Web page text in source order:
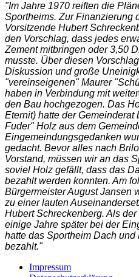
"Im Jahre 1970 reiften die
Sportheims. Zur Finanzierung
Vorsitzende Hubert
den Vorschlag, dass jedes
Zement mitbringen oder 3,50
musste. Über diesen
Diskussion und große
"vereinseigenen" Maurer
haben in Verbindung mit
den Bau hochgezogen. Das
Eternit) hatte der
Fuder" Holz aus dem
Eingemeindungsgedanken
gedacht. Bevor alles nach
Vorstand, müssen wir an das
soviel Holz gefällt, dass das
bezahlt werden konnten. Am
Bürgermeister August Jansen
zu einer lauten
Hubert Schreckenberg. Als
einige Jahre später bei der
hatte das Sportheim Dach
bezahlt."
Impressum